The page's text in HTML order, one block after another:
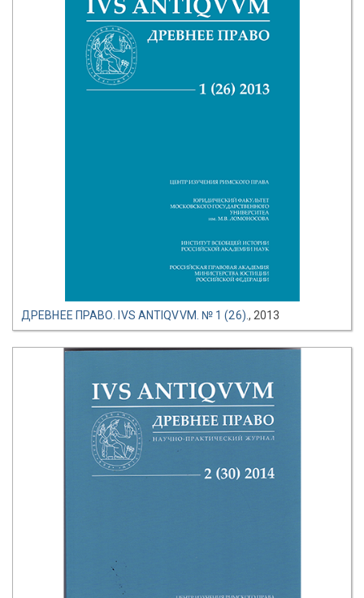
ДРЕВНЕЕ ПРАВО. IVS ANTIQVVM. № 1 (26). , 2013